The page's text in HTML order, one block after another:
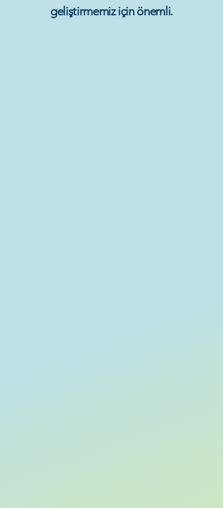
geliştirmemiz için önemli.